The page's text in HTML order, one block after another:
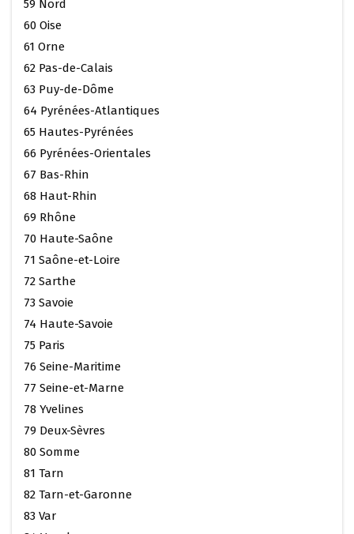
59 Nord
60 Oise
61 Orne
62 Pas-de-Calais
63 Puy-de-Dôme
64 Pyrénées-Atlantiques
65 Hautes-Pyrénées
66 Pyrénées-Orientales
67 Bas-Rhin
68 Haut-Rhin
69 Rhône
70 Haute-Saône
71 Saône-et-Loire
72 Sarthe
73 Savoie
74 Haute-Savoie
75 Paris
76 Seine-Maritime
77 Seine-et-Marne
78 Yvelines
79 Deux-Sèvres
80 Somme
81 Tarn
82 Tarn-et-Garonne
83 Var